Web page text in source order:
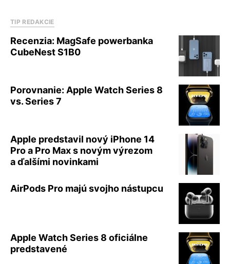
TIP REDAKCIE
Recenzia: MagSafe powerbanka
CubeNest S1B0
Porovnanie: Apple Watch Series 8
vs. Series 7
Apple predstavil nový iPhone 14
Pro a Pro Max s novým výrezom
a ďalšími novinkami
AirPods Pro majú svojho nástupcu
Apple Watch Series 8 oficiálne
predstavené